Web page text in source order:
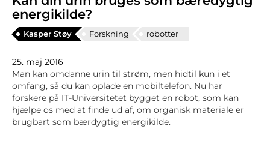
energikilde?
Kasper Støy Forskning robotter
25. maj 2016
Man kan omdanne urin til strøm, men hidtil kun i et
omfang, så du kan oplade en mobiltelefon. Nu har
forskere på IT-Universitetet bygget en robot, som kan
hjælpe os med at finde ud af, om organisk materiale er
brugbart som bærdygtig energikilde.